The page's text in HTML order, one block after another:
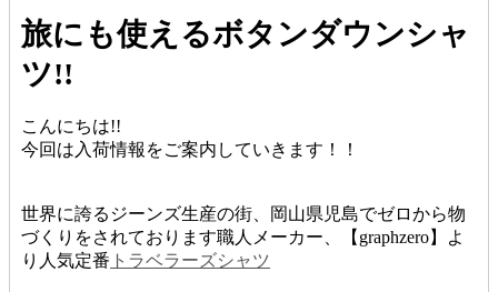
旅にも使えるボタンダウンシャ
ツ!!
こんにちは!!
今回は入荷情報をご案内していきます！！
世界に誇るジーンズ生産の街、岡山県児島でゼロから物
づくりをされております職人メーカー、【graphzero】よ
り人気定番 トラベラーズシャツ